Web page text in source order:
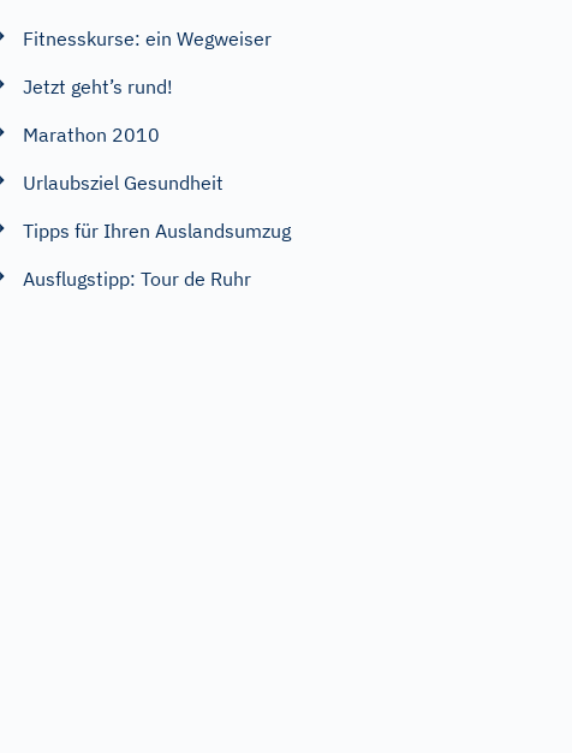
Fitnesskurse: ein Wegweiser
Jetzt geht’s rund!
Marathon 2010
Urlaubsziel Gesundheit
Tipps für Ihren Auslandsumzug
Ausflugstipp: Tour de Ruhr